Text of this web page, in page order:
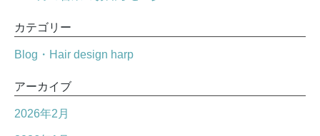
カテゴリー
Blog・Hair design harp
アーカイブ
2026年2月